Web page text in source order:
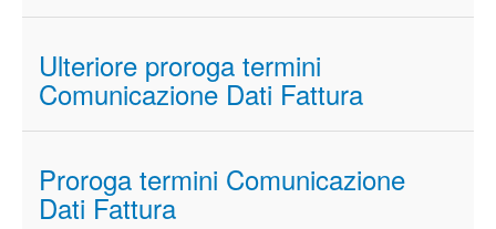
Ulteriore proroga termini
Comunicazione Dati Fattura
Proroga termini Comunicazione
Dati Fattura